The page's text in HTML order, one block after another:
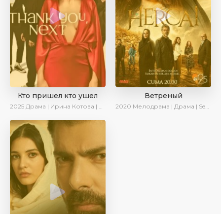
Кто пришел кто ушел
2025 Драма | Ирина Котова | Новинки | Сериалы 2025
Ветреный
2020 Мелодрама | Драма | SesDizi | Ирина Котова | AveTurk